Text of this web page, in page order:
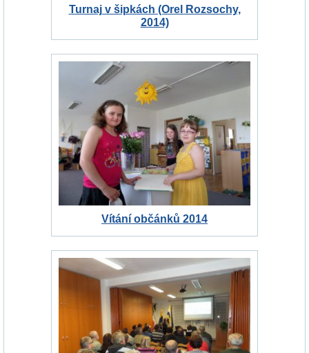
Turnaj v šipkách (Orel Rozsochy,
2014)
Vítání občánků 2014